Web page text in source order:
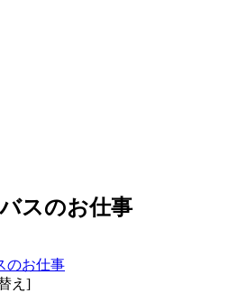
スのお仕事
のお仕事
え]